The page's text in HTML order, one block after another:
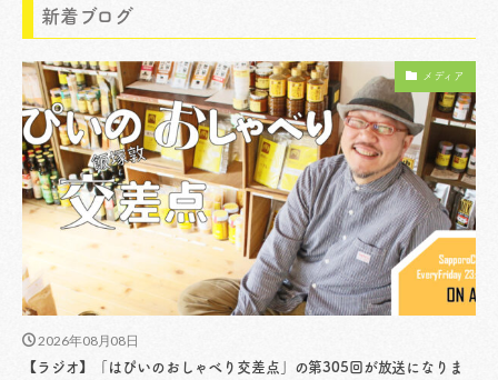
新着ブログ
メディア
2026年08月08日
【ラジオ】「はぴいのおしゃべり交差点」の第305回が放送になりま